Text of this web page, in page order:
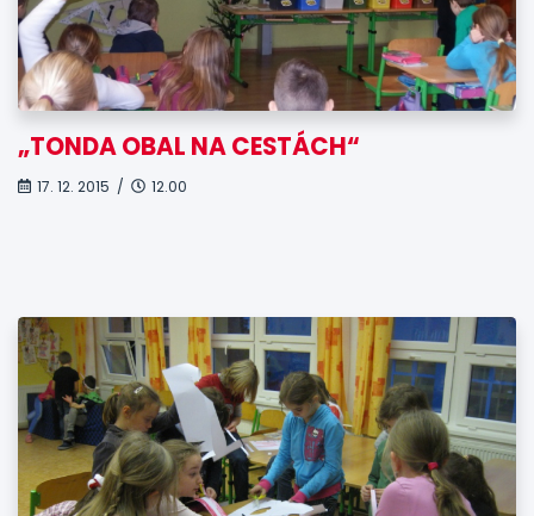
„TONDA OBAL NA CESTÁCH“
17. 12. 2015 / 12.00